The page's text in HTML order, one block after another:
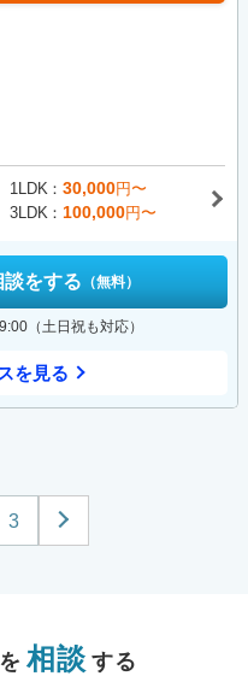
1LDK 30,000円〜
3LDK 100,000円〜
談をする （無料）
（土日祝も対応）
を見る
3
相談 する